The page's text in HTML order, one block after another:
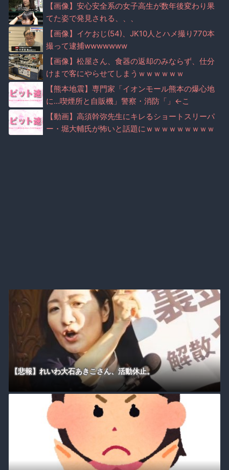
【画像】安心安全系の女子高生が数年後変わり果
てた姿で発見される、、、
【画像】イケおじ(54)、JK10人とハメ撮り770本
撮って逮捕wwwwwww
【画像】松屋さん、食器の返却のみならず、仕分
けまで客にやらせてしまうｗｗｗｗｗｗ
【熊本地震】専門家「イオンモール熊本の爆心地
に…喫煙所と自販機」警察・消防「」←こ
れ・・・
【動画】高須幹弥先生にキレるショートスリーパ
ー・堀大輔氏が怖いと話題にｗｗｗｗｗｗｗｗｗ
【悲報】れいわ大石あきこさん、活動休止。